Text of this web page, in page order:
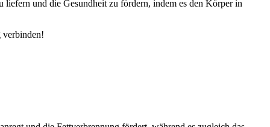
liefern und die Gesundheit zu fördern, indem es den Körper in
verbinden!